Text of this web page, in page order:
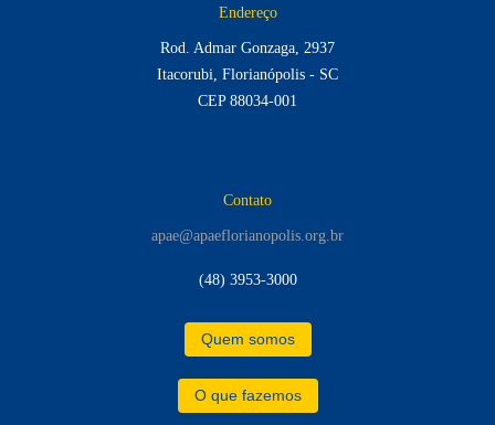
Endereço
Rod. Admar Gonzaga, 2937
Itacorubi, Florianópolis - SC
CEP 88034-001
Contato
apae@apaeflorianopolis.org.br
(48) 3953-3000
Quem somos
O que fazemos